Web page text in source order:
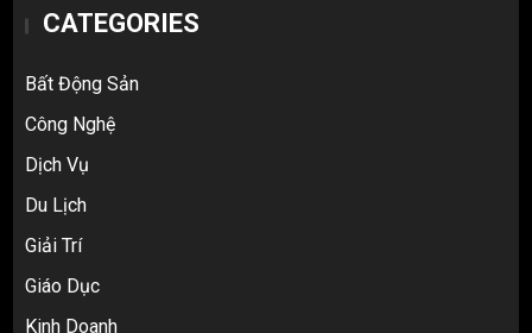
CATEGORIES
Bất Động Sản
Công Nghệ
Dịch Vụ
Du Lịch
Giải Trí
Giáo Dục
Kinh Doanh